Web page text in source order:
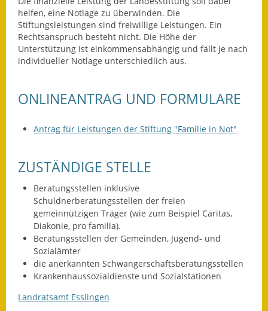
Leichte Sprache
Infos in Leichter Sprache
Nachhaltigkeitsbericht
Notfallplanung
Straßenbau
Landesstraße
Kreisstraße
helfen, eine Notlage zu überwinden. Die
Stiftungsleistungen sind freiwillige Leistungen. Ein
Rechtsanspruch besteht nicht. Die Höhe der
Unterstützung ist einkommensabhängig und fällt je nach
individueller Notlage unterschiedlich aus.
ONLINEANTRAG UND FORMULARE
Antrag für Leistungen der Stiftung "Familie in Not"
ZUSTÄNDIGE STELLE
Beratungsstellen inklusive
Schuldnerberatungsstellen der freien
gemeinnützigen Träger (wie zum Beispiel Caritas,
Diakonie, pro familia).
Beratungsstellen der Gemeinden, Jugend- und
Sozialämter
die anerkannten Schwangerschaftsberatungsstellen
Krankenhaussozialdienste und Sozialstationen
Landratsamt Esslingen